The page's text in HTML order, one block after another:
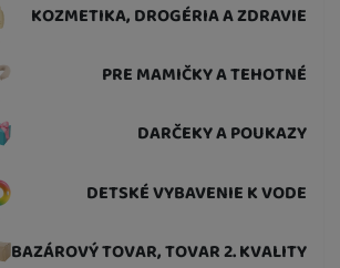
KOZMETIKA, DROGÉRIA A ZDRAVIE
PRE MAMIČKY A TEHOTNÉ
DARČEKY A POUKAZY
DETSKÉ VYBAVENIE K VODE
BAZÁROVÝ TOVAR, TOVAR 2. KVALITY